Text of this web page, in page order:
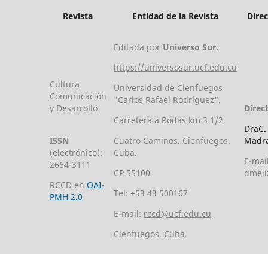
Revista Entidad de la Revista
Cultura
Comunicación
y Desarrollo
ISSN
(electrónico):
2664-3111
RCCD en OAI-
PMH 2.0
Editada por Universo Sur.
https://universosur.ucf.edu.cu
Universidad de Cienfuegos
"Carlos Rafael Rodríguez".
Carretera a Rodas km 3 1/2.
Cuatro Caminos. Cienfuegos.
Cuba.
CP 55100
Tel: +53 43 500167
E-mail: rccd@ucf.edu.cu
Cienfuegos, Cuba.
E-